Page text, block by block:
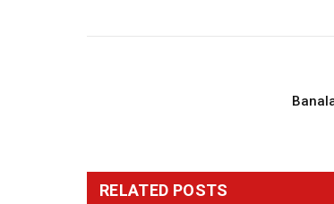
RELATED POSTS